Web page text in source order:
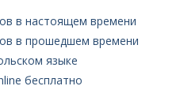
в настоящем времени
в прошедшем времени
языке
бесплатно